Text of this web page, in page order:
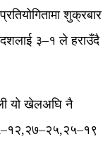
शुक्रबार
३–१ ले हराउँदै
यो खेलअघि नै